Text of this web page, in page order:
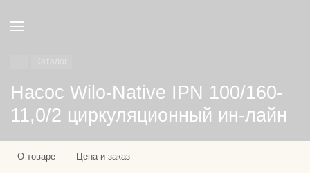
Насос Wilo-Native IPN 100/160-
11,0/2 циркуляционный ин-лайн
О товаре Цена и заказ